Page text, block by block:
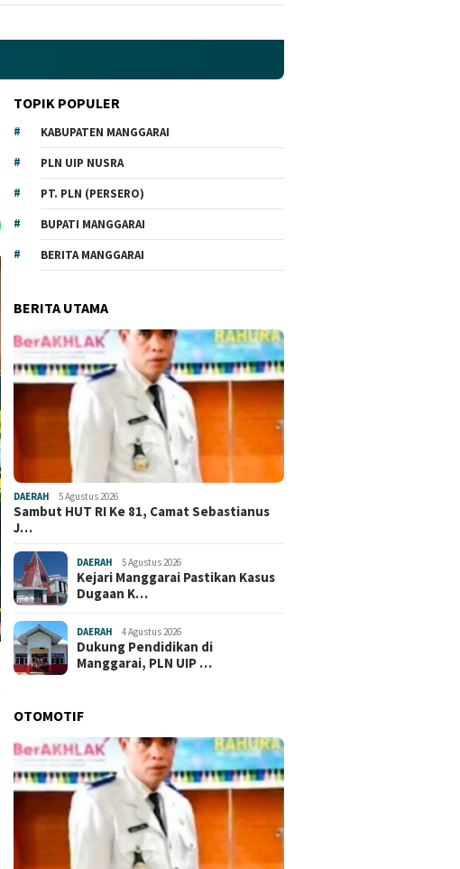
TOPIK POPULER
KABUPATEN MANGGARAI
PLN UIP NUSRA
PT. PLN (PERSERO)
BUPATI MANGGARAI
BERITA MANGGARAI
BERITA UTAMA
DAERAH 5 Agustus 2026
Sambut HUT RI Ke 81, Camat Sebastianus
J…
DAERAH 5 Agustus 2026
Kejari Manggarai Pastikan Kasus
Dugaan K…
DAERAH 4 Agustus 2026
Dukung Pendidikan di
Manggarai, PLN UIP …
OTOMOTIF